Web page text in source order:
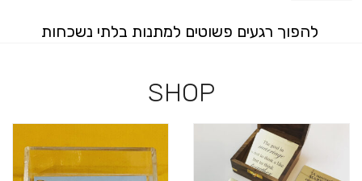
להפוך רגעים פשוטים למתנות בלתי נשכחות
SHOP